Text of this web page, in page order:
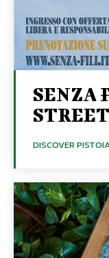
SENZA
DISCOVER